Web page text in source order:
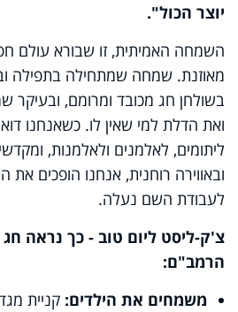
יוצר הכול".
השמחה האמיתית, זו שבורא עולם
מאוזנת. שמחה שמתחילה בתפילה
בשולחן חג מכובד ומרומם,
ואת הדלת למי שאין לו. כשאנחנו
ליתומים, לאלמנים ולאלמנות,
ובאווירה רוחנית, אנחנו הופכים
לעבודת השם נעלה.
צ'ק-ליסט ליום טוב - כך נראה
הרמב"ם:
משמחים את הילדים: קניית